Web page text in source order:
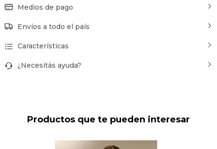
Medios de pago
Envíos a todo el país
Características
¿Necesitás ayuda?
Productos que te pueden interesar